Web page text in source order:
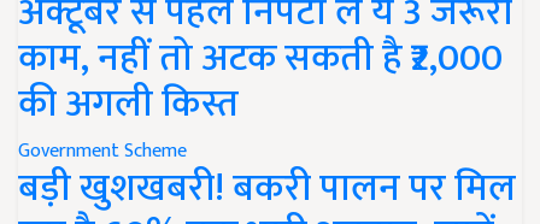
अक्टूबर से पहले निपटा लें ये 3 जरूरी
काम, नहीं तो अटक सकती है ₹2,000
की अगली किस्त
Government Scheme
बड़ी खुशखबरी! बकरी पालन पर मिल